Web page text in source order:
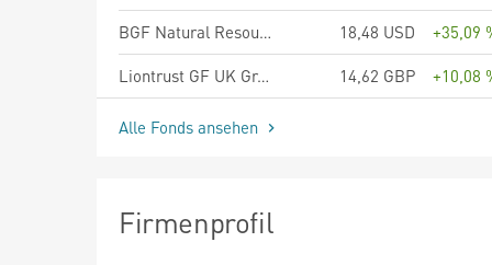
BGF Natural Resources Fund A2 USD
18,48 USD
+35,09
Liontrust GF UK Growth Fund C1 GBP Accumulating
14,62 GBP +10,08
Alle Fonds ansehen
Firmenprofil